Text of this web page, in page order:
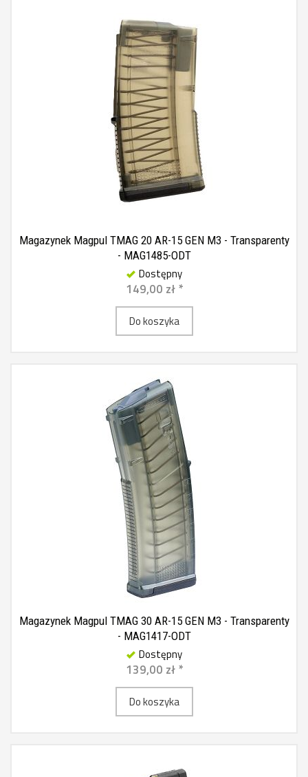
Magazynek Magpul TMAG 20 AR-15 GEN M3 - Transparenty
- MAG1485-ODT
Dostępny
149,00 zł *
Do koszyka
Magazynek Magpul TMAG 30 AR-15 GEN M3 - Transparenty
- MAG1417-ODT
Dostępny
139,00 zł *
Do koszyka